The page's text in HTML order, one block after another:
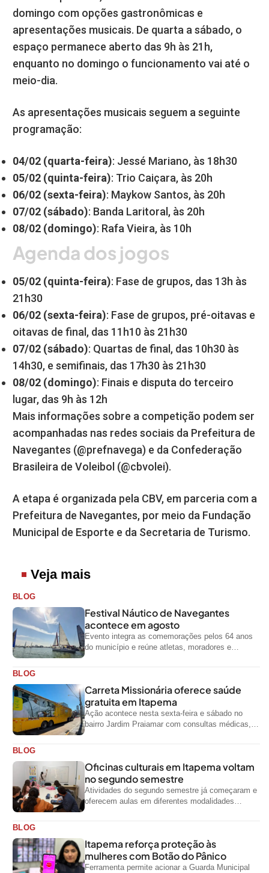
domingo com opções gastronômicas e
apresentações musicais. De quarta a sábado, o
espaço permanece aberto das 9h às 21h,
enquanto no domingo o funcionamento vai até o
meio-dia.
As apresentações musicais seguem a seguinte
programação:
04/02 (quarta-feira): Jessé Mariano, às 18h30
05/02 (quinta-feira): Trio Caiçara, às 20h
06/02 (sexta-feira): Maykow Santos, às 20h
07/02 (sábado): Banda Laritoral, às 20h
08/02 (domingo): Rafa Vieira, às 10h
Agenda dos jogos
05/02 (quinta-feira): Fase de grupos, das 13h às
21h30
06/02 (sexta-feira): Fase de grupos, pré-oitavas e
oitavas de final, das 11h10 às 21h30
07/02 (sábado): Quartas de final, das 10h30 às
14h30, e semifinais, das 17h30 às 21h30
08/02 (domingo): Finais e disputa do terceiro
lugar, das 9h às 12h
Mais informações sobre a competição podem ser
acompanhadas nas redes sociais da Prefeitura de
Navegantes (@prefnavega) e da Confederação
Brasileira de Voleibol (@cbvolei).
A etapa é organizada pela CBV, em parceria com a
Prefeitura de Navegantes, por meio da Fundação
Municipal de Esporte e da Secretaria de Turismo.
Veja mais
BLOG
Festival Náutico de Navegantes
acontece em agosto
Evento integra as comemorações pelos 64 anos
do município e reúne atletas, moradores e
BLOG
Carreta Missionária oferece saúde
gratuita em Itapema
Ação acontece nesta sexta-feira e sábado no
bairro Jardim Praiamar com consultas médicas,
BLOG
Oficinas culturais em Itapema voltam
no segundo semestre
Atividades do segundo semestre já começaram e
oferecem aulas em diferentes modalidades
BLOG
Itapema reforça proteção às
mulheres com Botão do Pânico
Ferramenta permite acionar a Guarda Municipal